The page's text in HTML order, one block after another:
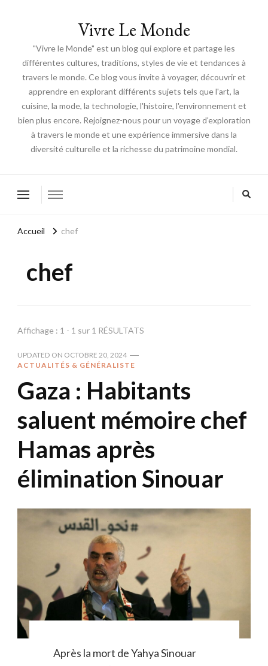
Vivre Le Monde
"Vivre le Monde" est un blog qui explore et partage les
différentes cultures, traditions, styles de vie et tendances à
travers le monde. Ce blog vous invite à voyager, découvrir et
apprendre en explorant différents sujets tels que l'art, la
cuisine, la mode, la technologie, l'histoire, l'environnement et
bien plus encore. Rejoignez-nous pour un voyage d'exploration
à travers le monde et une expérience immersive dans la
diversité culturelle et la richesse du patrimoine mondial.
Accueil chef
chef
Affichage : 1 - 1 sur 1 RÉSULTATS
UPDATED ON OCTOBRE 20, 2024
ACTUALITÉS & GÉNÉRALISTE
Gaza : Habitants
saluent mémoire chef
Hamas après
élimination Sinouar
Après la mort de Yahya Sinouar